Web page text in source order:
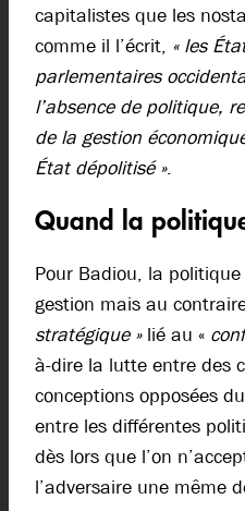
capitalistes que les
comme il l’écrit, « les
parlementaires
l’absence de politique,
de la gestion
État dépolitisé ».
Quand la
Pour Badiou, la
gestion mais au
stratégique » lié au «
à-dire la lutte entre des
conceptions opposées
entre les différentes
dès lors que l’on
l’adversaire une même